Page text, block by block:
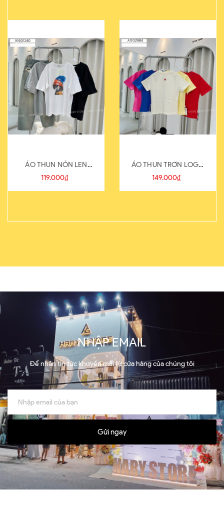
ÁO THUN NÓN LEN
821-1
119.000₫
ÁO THUN TRƠN LOGO
SAU
149.000₫
NHẬP EMAIL
Để nhận tin tức khuyến mãi từ cửa hàng của chúng tôi
Gửi ngay